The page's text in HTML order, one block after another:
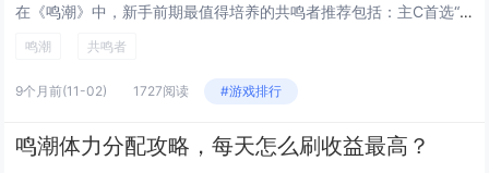
在《鸣潮》中，新手前期最值得培养的共鸣者推荐包括：主C首选“焰心”莉亚，拥有高爆发火元素伤害，技能连贯易上手；副C推荐“...
鸣潮 共鸣者
9个月前(11-02) 1727阅读 #游戏排行
鸣潮体力分配攻略，每天怎么刷收益最高？